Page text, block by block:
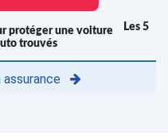
Les 5
trouvés
assurance